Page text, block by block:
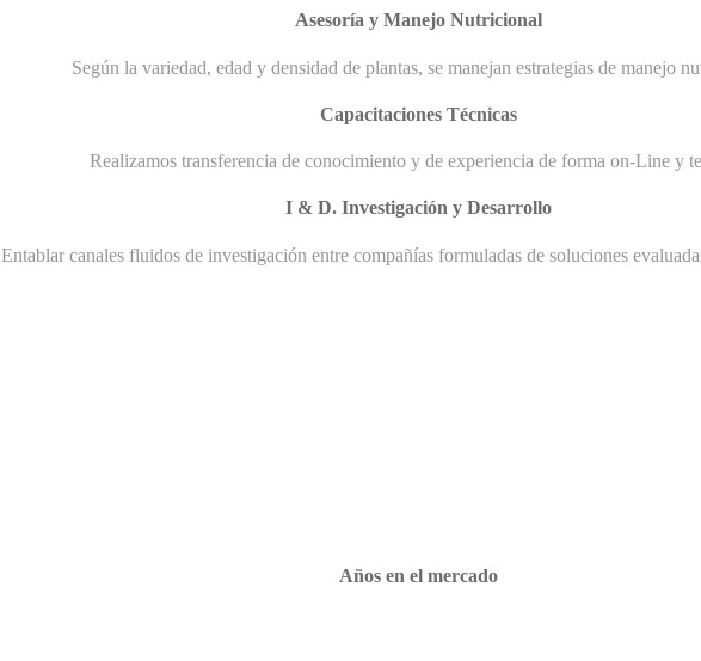
Asesoría y Manejo Nutricional
Según la variedad, edad y densidad de plantas, se manejan estrategias de manejo
Capacitaciones Técnicas
Realizamos transferencia de conocimiento y de experiencia de forma on-Line y
I & D. Investigación y Desarrollo
Entablar canales fluidos de investigación entre compañías formuladas de soluciones
Años en el mercado